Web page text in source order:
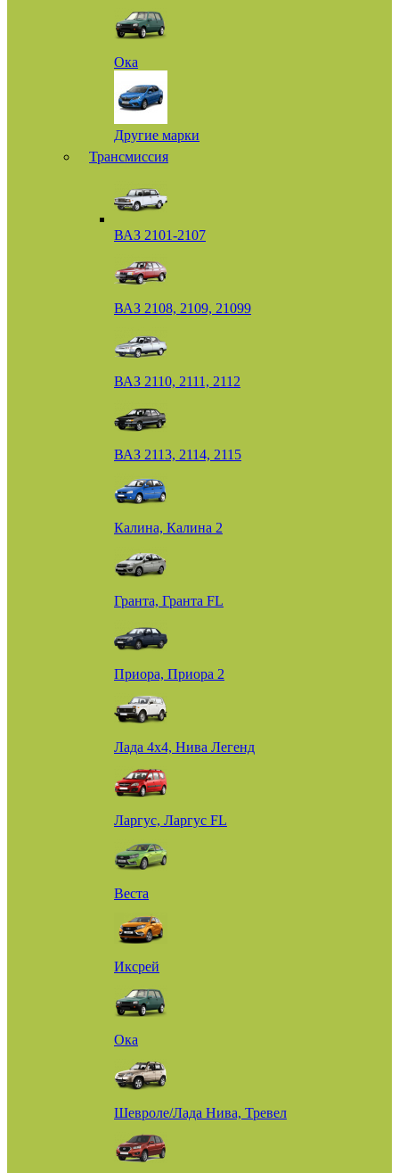
Ока
Другие марки
Трансмиссия
ВАЗ 2101-2107
ВАЗ 2108, 2109, 21099
ВАЗ 2110, 2111, 2112
ВАЗ 2113, 2114, 2115
Калина, Калина 2
Гранта, Гранта FL
Приора, Приора 2
Лада 4х4, Нива Легенд
Ларгус, Ларгус FL
Веста
Иксрей
Ока
Шевроле/Лада Нива, Тревел